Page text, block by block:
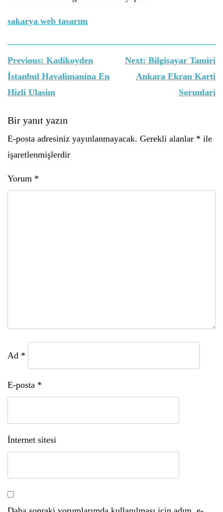
sakarya web tasarım
Yazı
gezinmesi
Previous: Kadikoyden
İstanbul Havalimanina En
Hizli Ulasim
Next: Bilgisayar Tamiri
Ankara Ekran Karti
Sorunlari
Bir yanıt yazın
E-posta adresiniz yayınlanmayacak. Gerekli alanlar * ile
işaretlenmişlerdir
Yorum *
Ad *
E-posta *
İnternet sitesi